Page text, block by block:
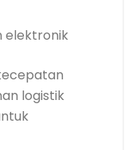
elektronik
logistik